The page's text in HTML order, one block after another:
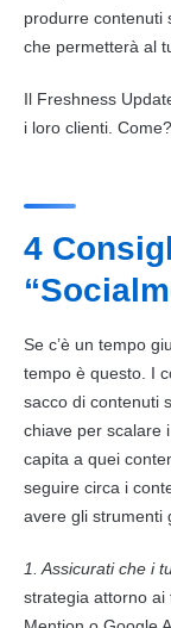
produrre contenuti
che permetterà al
Il Freshness
i loro clienti. Come?
4
Se c’è un tempo
tempo è questo. I
sacco di contenuti
chiave per scalare
capita a quei
seguire circa i
avere gli strumenti
1. Assicurati che i
strategia attorno ai